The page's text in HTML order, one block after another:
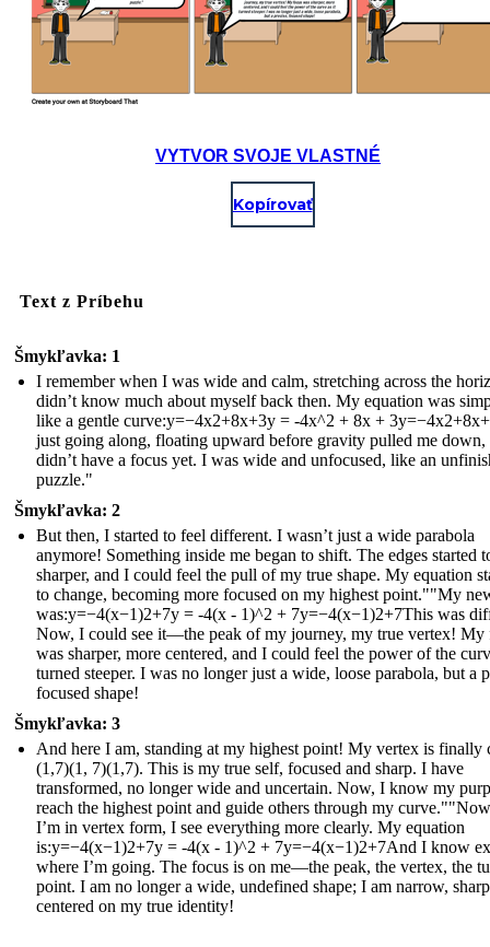
VYTVOR SVOJE VLASTNÉ
Kopírovať
Text z Príbehu
Šmykľavka: 1
I remember when I was wide and calm, stretching across the
didn’t know much about myself back then. My equation was
like a gentle curve:y=−4x2+8x+3y = -4x^2 + 8x +
just going along, floating upward before gravity pulled me down,
didn’t have a focus yet. I was wide and unfocused, like an
puzzle."
Šmykľavka: 2
But then, I started to feel different. I wasn’t just a wide parabola
anymore! Something inside me began to shift. The edges started
sharper, and I could feel the pull of my true shape. My equation
to change, becoming more focused on my highest point.""My
was:y=−4(x−1)2+7y = -4(x - 1)^2 + 7y=−4(x−1)2+7This was
Now, I could see it—the peak of my journey, my true vertex! My
was sharper, more centered, and I could feel the power of the
turned steeper. I was no longer just a wide, loose parabola, but a
focused shape!
Šmykľavka: 3
And here I am, standing at my highest point! My vertex is finally
(1,7)(1, 7)(1,7). This is my true self, focused and sharp. I have
transformed, no longer wide and uncertain. Now, I know my
reach the highest point and guide others through my
I’m in vertex form, I see everything more clearly. My equation
is:y=−4(x−1)2+7y = -4(x - 1)^2 + 7y=−4(x−1)2+7And I know
where I’m going. The focus is on me—the peak, the vertex, the
point. I am no longer a wide, undefined shape; I am narrow,
centered on my true identity!